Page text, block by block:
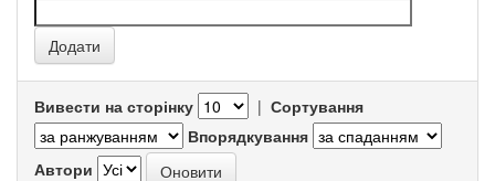
Вивести на сторінку | Сортування
Впорядкування
Автори